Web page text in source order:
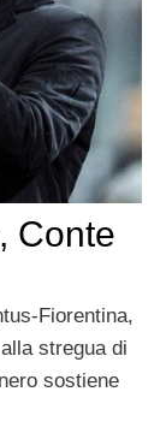
Conte
Fiorentina,
stregua di
sostiene